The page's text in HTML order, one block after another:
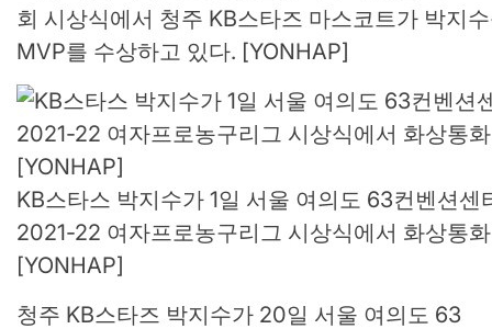
회 시상식에서 청주 KB스타즈 마스코트가 박지
MVP를 수상하고 있다. [YONHAP]
KB스타스 박지수가 1일 서울 여의도 63컨벤션센
2021-22 여자프로농구리그 시상식에서 화상통
[YONHAP]
청주 KB스타즈 박지수가 20일 서울 여의도 63